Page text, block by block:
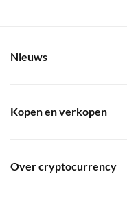
Nieuws
Kopen en verkopen
Over cryptocurrency